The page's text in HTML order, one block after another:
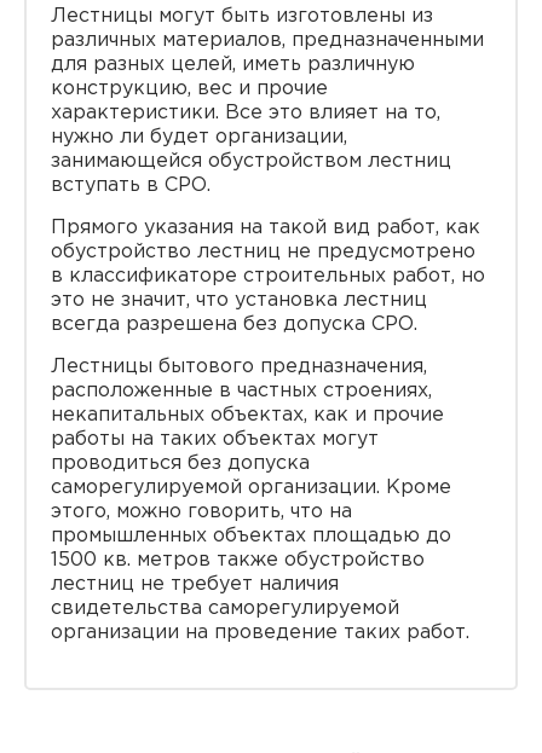
Лестницы могут быть изготовлены из
различных материалов, предназначенными
для разных целей, иметь различную
конструкцию, вес и прочие
характеристики. Все это влияет на то,
нужно ли будет организации,
занимающейся обустройством лестниц
вступать в СРО.
Прямого указания на такой вид работ, как
обустройство лестниц не предусмотрено
в классификаторе строительных работ, но
это не значит, что установка лестниц
всегда разрешена без допуска СРО.
Лестницы бытового предназначения,
расположенные в частных строениях,
некапитальных объектах, как и прочие
работы на таких объектах могут
проводиться без допуска
саморегулируемой организации. Кроме
этого, можно говорить, что на
промышленных объектах площадью до
1500 кв. метров также обустройство
лестниц не требует наличия
свидетельства саморегулируемой
организации на проведение таких работ.